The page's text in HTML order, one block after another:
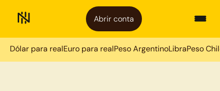
Abrir conta
Dólar para realEuro para realPeso ArgentinoLibraPeso